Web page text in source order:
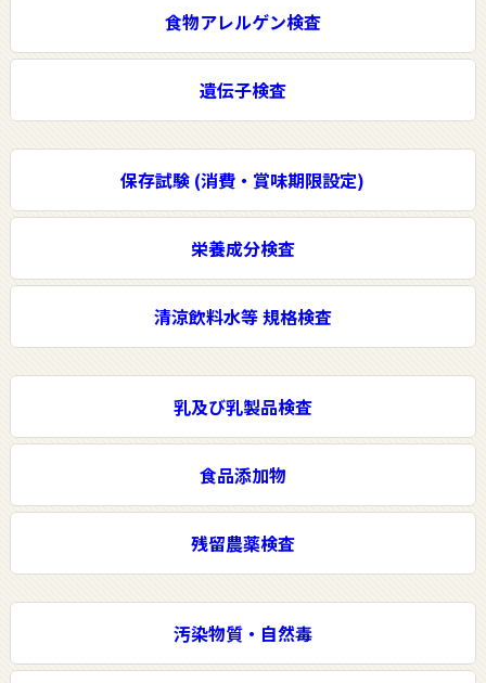
食物アレルゲン検査
遺伝子検査
保存試験 (消費・賞味期限設定)
栄養成分検査
清涼飲料水等 規格検査
乳及び乳製品検査
食品添加物
残留農薬検査
汚染物質・自然毒